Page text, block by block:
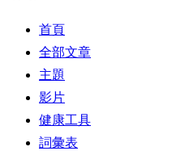
首頁
全部文章
主題
影片
健康工具
詞彙表